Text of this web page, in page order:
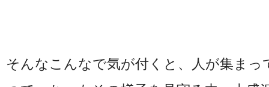
そんなこんなで気が付くと、人が集まっ